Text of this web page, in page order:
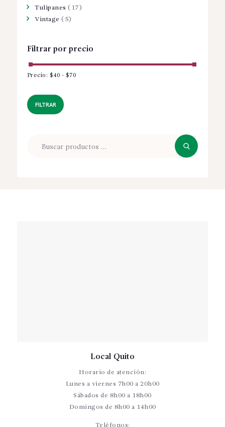
Tulipanes (17)
Vintage (5)
Filtrar por precio
FILTRAR
Precio: $40 - $70
Local Quito
Horario de atención:
Lunes a viernes 7h00 a 20h00
Sábados de 8h00 a 18h00
Domingos de 8h00 a 14h00
Teléfonos: